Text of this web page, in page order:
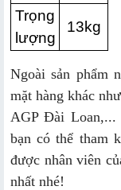
Trọng
lượng
13kg
Ngoài sản phẩm
mặt hàng khác
AGP Đài
bạn có thể tham
được nhân viên
nhất nhé!